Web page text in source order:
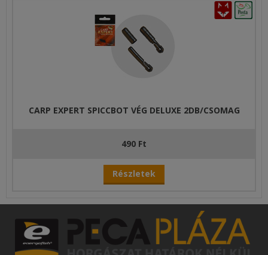
CARP EXPERT SPICCBOT VÉG DELUXE 2DB/CSOMAG
490 Ft
Részletek